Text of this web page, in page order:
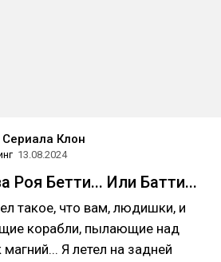
Клон
13.08.2024
Роя Бетти... Или Батти...
такое, что вам, людишки, и
корабли, пылающие над
Я летел на задней